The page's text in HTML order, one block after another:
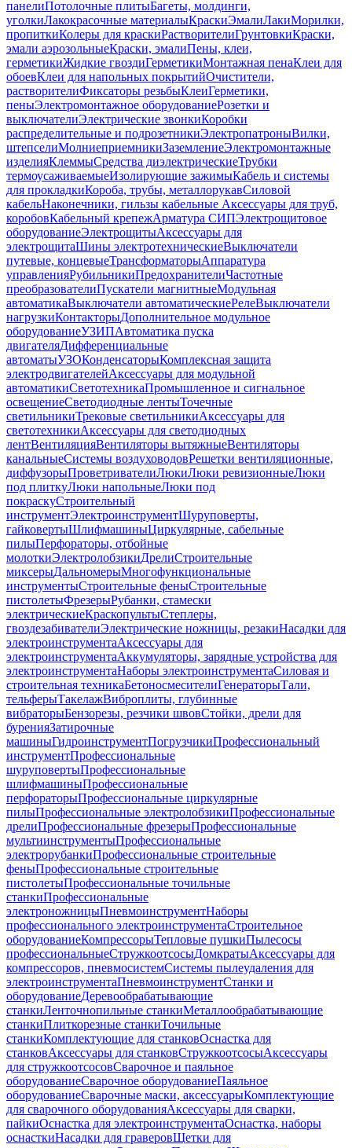
панелиПотолочные плитыБагеты, молдинги,
уголкиЛакокрасочные материалыКраскиЭмалиЛакиМорилки,
пропиткиКолеры для краскиРастворителиГрунтовкиКраски,
эмали аэрозольныеКраски, эмалиПены, клеи,
герметикиЖидкие гвоздиГерметикиМонтажная пенаКлеи для
обоевКлеи для напольных покрытийОчистители,
растворителиФиксаторы резьбыКлеиГерметики,
пеныЭлектромонтажное оборудованиеРозетки и
выключателиЭлектрические звонкиКоробки
распределительные и подрозетникиЭлектропатроныВилки,
штепселиМолниеприемникиЗаземлениеЭлектромонтажные
изделияКлеммыСредства диэлектрическиеТрубки
термоусаживаемыеИзолирующие зажимыКабель и системы
для прокладкиКороба, трубы, металлорукавСиловой
кабельНаконечники, гильзы кабельные Аксессуары для труб,
коробовКабельный крепежАрматура СИПЭлектрощитовое
оборудованиеЭлектрощитыАксессуары для
электрощитаШины электротехническиеВыключатели
путевые, концевыеТрансформаторыАппаратура
управленияРубильникиПредохранителиЧастотные
преобразователиПускатели магнитныеМодульная
автоматикаВыключатели автоматическиеРелеВыключатели
нагрузкиКонтакторыДополнительное модульное
оборудованиеУЗИПАвтоматика пуска
двигателяДифференциальные
автоматыУЗОКонденсаторыКомплексная защита
электродвигателейАксессуары для модульной
автоматикиСветотехникаПромышленное и сигнальное
освещениеСветодиодные лентыТочечные
светильникиТрековые светильникиАксессуары для
светотехникиАксессуары для светодиодных
лентВентиляцияВентиляторы вытяжныеВентиляторы
канальныеСистемы воздуховодовРешетки вентиляционные,
диффузорыПроветривателиЛюкиЛюки ревизионныеЛюки
под плиткуЛюки напольныеЛюки под
покраскуСтроительный
инструментЭлектроинструментШуруповерты,
гайковертыШлифмашиныЦиркулярные, сабельные
пилыПерфораторы, отбойные
молоткиЭлектролобзикиДрелиСтроительные
миксерыДальномерыМногофункциональные
инструментыСтроительные феныСтроительные
пистолетыФрезерыРубанки, стамески
электрическиеКраскопультыСтеплеры,
гвоздезабивателиЭлектрические ножницы, резакиНасадки для
электроинструментаАксессуары для
электроинструментаАккумуляторы, зарядные устройства для
электроинструментаНаборы электроинструментаСиловая и
строительная техникаБетоносмесителиГенераторыТали,
тельферыТакелажВиброплиты, глубинные
вибраторыБензорезы, резчики швовСтойки, дрели для
буренияЗатирочные
машиныГидроинструментПогрузчикиПрофессиональный
инструментПрофессиональные
шуруповертыПрофессиональные
шлифмашиныПрофессиональные
перфораторыПрофессиональные циркулярные
пилыПрофессиональные электролобзикиПрофессиональные
дрелиПрофессиональные фрезерыПрофессиональные
мультиинструментыПрофессиональные
электрорубанкиПрофессиональные строительные
феныПрофессиональные строительные
пистолетыПрофессиональные точильные
станкиПрофессиональные
электроножницыПневмоинструментНаборы
профессионального электроинструментаСтроительное
оборудованиеКомпрессорыТепловые пушкиПылесосы
профессиональныеСтружкоотсосыДомкратыАксессуары для
компрессоров, пневмосистемСистемы пылеудаления для
электроинструментаПневмоинструментСтанки и
оборудованиеДеревообрабатывающие
станкиЛенточнопильные станкиМеталлообрабатывающие
станкиПлиткорезные станкиТочильные
станкиКомплектующие для станковОснастка для
станковАксессуары для станковСтружкоотсосыАксессуары
для стружкоотсосовСварочное и паяльное
оборудованиеСварочное оборудованиеПаяльное
оборудованиеСварочные маски, аксессуарыКомплектующие
для сварочного оборудованияАксессуары для сварки,
пайкиОснастка для электроинструментаОснастка, наборы
оснасткиНасадки для граверовЩетки для